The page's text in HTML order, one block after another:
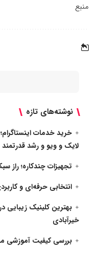
منبع
نوشته‌های تازه
خرید خدمات
لایک و ویو و رشد
تجهیزات چندکاره؛ راز
انتخابی حرفه‌ای و
بهترین کلینیک زیبایی
خیرآبادی
بررسی کیفیت آموزشی